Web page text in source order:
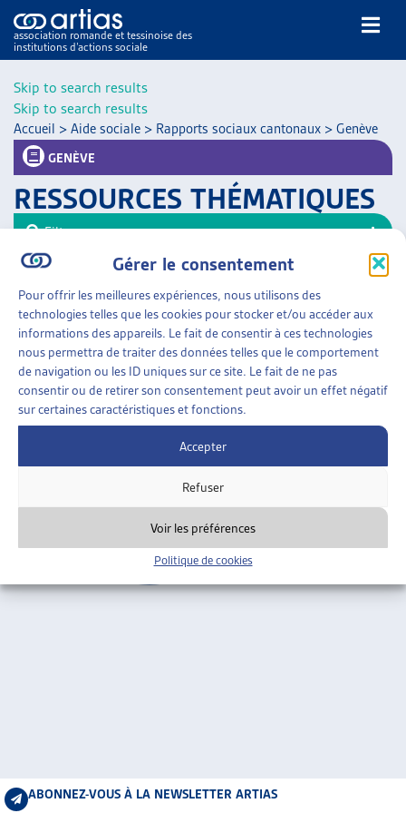
Skip to search results
Gérer le consentement
Pour offrir les meilleures expériences, nous utilisons des
technologies telles que les cookies pour stocker et/ou accéder aux
informations des appareils. Le fait de consentir à ces technologies
nous permettra de traiter des données telles que le comportement
de navigation ou les ID uniques sur ce site. Le fait de ne pas
consentir ou de retirer son consentement peut avoir un effet négatif
sur certaines caractéristiques et fonctions.
Accepter
Refuser
Voir les préférences
Politique de cookies
Skip to search results
association romande et tessinoise des
institutions d’actions sociale
NOS PUBLICATIONS
DOSSIERS DU MOIS
VEILLE
RESSOURCES
THÉMATIQUES
GUIDE SOCIAL ROMAND
AUTRES
ARTIAS
PROJETS ET ACTIVITÉS
Accueil > Aide sociale > Rapports sociaux cantonaux > Genève
GENÈVE
RESSOURCES THÉMATIQUES
AIDE SOCIALE»RAPPORTS SOCIAUX CANTONAUX
»GENÈVE
RAPPORT D’OBSERVATION SUR LA PAUVRETÉ
Canton de Genève, sept. 2016
Genève
Filtrer
Trier
ABONNEZ-VOUS À LA NEWSLETTER ARTIAS